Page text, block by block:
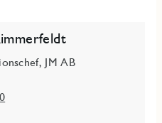
JM AB